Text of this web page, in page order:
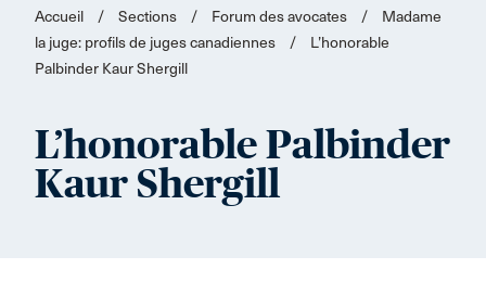
Accueil / Sections / Forum des avocates /
Madame
la juge: profils de juges canadiennes
/
L’honorable
Palbinder Kaur Shergill
L’honorable Palbinder
Kaur Shergill